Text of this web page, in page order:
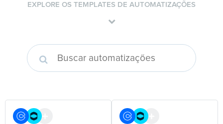
EXPLORE OS TEMPLATES DE AUTOMATIZAÇÕES